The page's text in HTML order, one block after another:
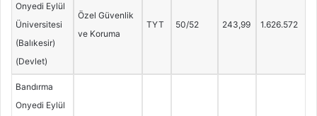
Onyedi Eylül
Üniversitesi
(Balıkesir)
(Devlet)
Özel Güvenlik
ve Koruma
TYT 50/52 243,99 1.626.572
Bandırma
Onyedi Eylül